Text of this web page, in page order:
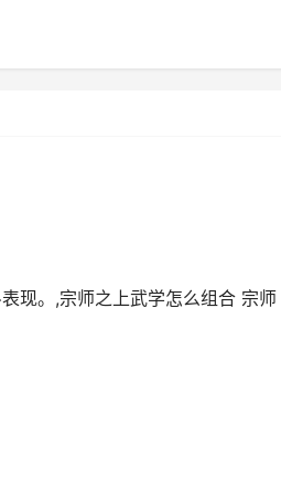
现。,宗师之上武学怎么组合 宗师